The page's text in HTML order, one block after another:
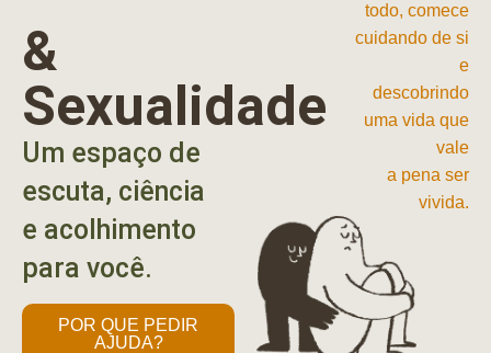
&
Sexualidade
Um espaço de
escuta, ciência
e acolhimento
para você.
POR QUE PEDIR
AJUDA?
todo, comece
cuidando de si
e
descobrindo
uma vida que
vale
a pena ser
vivida.